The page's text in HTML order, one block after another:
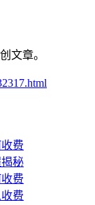
文章。
费
秘
费
费